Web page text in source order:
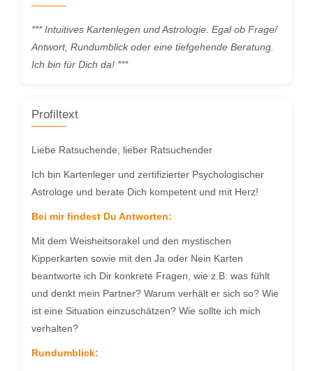
*** Intuitives Kartenlegen und Astrologie. Egal ob Frage/
Antwort, Rundumblick oder eine tiefgehende Beratung.
Ich bin für Dich da! ***
Profiltext
Liebe Ratsuchende, lieber Ratsuchender
Ich bin Kartenleger und zertifizierter Psychologischer
Astrologe und berate Dich kompetent und mit Herz!
Bei mir findest Du Antworten:
Mit dem Weisheitsorakel und den mystischen
Kipperkarten sowie mit den Ja oder Nein Karten
beantworte ich Dir konkrete Fragen, wie z.B: was fühlt
und denkt mein Partner? Warum verhält er sich so? Wie
ist eine Situation einzuschätzen? Wie sollte ich mich
verhalten?
Rundumblick: